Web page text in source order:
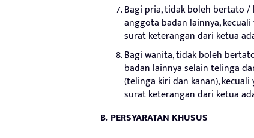
Bagi pria, tidak boleh bertato
anggota badan lainnya,
surat keterangan dari ketua
Bagi wanita, tidak boleh
badan lainnya selain telinga
(telinga kiri dan kanan),
surat keterangan dari ketua
B. PERSYARATAN KHUSUS